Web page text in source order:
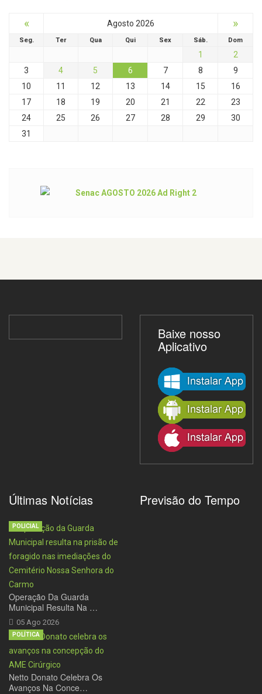
« Agosto 2026 »
Seg. Ter Qua Qui Sex Sáb. Dom
1
2
3
4 5 6 7 8
9
10
11 12 13 14 15
16
17
18 19 20 21 22
23
24
25 26 27 28 29
30
31
Baixe nosso
Aplicativo
Últimas Notícias
Operação Da Guarda
Municipal Resulta Na …
05 Ago 2026
POLICIAL
Netto Donato Celebra Os
Avanços Na Conce…
POLÍTICA
Previsão do Tempo